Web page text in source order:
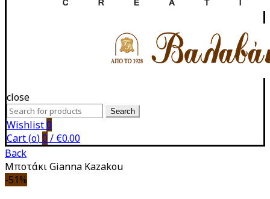
close
Search
for:
Search
Wishlist0
Cart (o)0/ €0.00
Back
Μποτάκι Gianna Kazakou
-51%